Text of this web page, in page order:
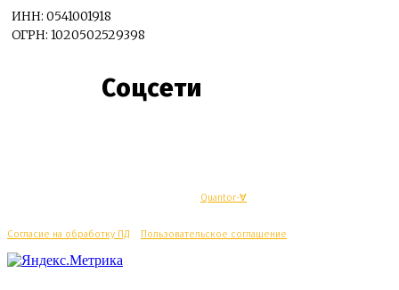
ИНН: 0541001918
ОГРН: 1020502529398
Соцсети
Quantor-∀
Согласие на обработку ПД Пользовательское соглашение